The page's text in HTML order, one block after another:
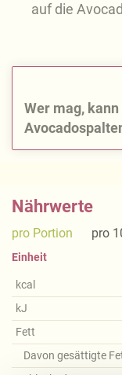
auf die
Wer mag,
Nährwerte
pro Portion pro
Einheit
kcal
kJ
Fett
Davon gesättigte